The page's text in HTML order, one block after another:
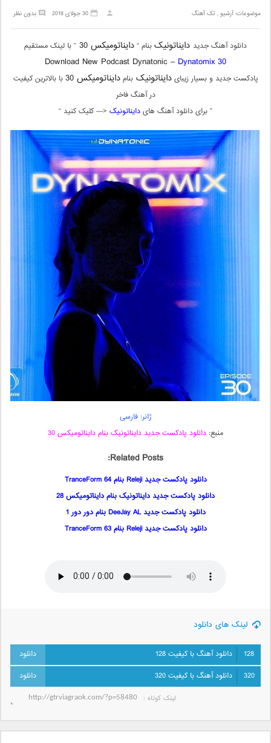
موضوعات:آرشیو ,تک آهنگ بدون نظر 30 جولای 2018
دانلود آهنگ جدید دایناتونیکبنام “دایناتومیکس 30 ” با لینک مستقیم
Download New Podcast Dynatonic – Dynatomix 30
پادکست جدید و بسیار زیبایدایناتونیکبنامدایناتومیکس 30
با بالاترین کیفیت
در آهنگ فاخر
” برای دانلود آهنگ هایدایناتونیک <— کلیک کنید “
ژانر: فارسی
منبع: دانلود پادکست جدید دایناتونیک بنام دایناتومیکس 30
Related Posts:
دانلود پادکست جدید Releji بنام TranceForm 64
دانلود پادکست جدید دایناتونیک بنام دایناتومیکس 28
دانلود پادکست جدید DeeJay AL بنام دور دور 1
دانلود پادکست جدید Releji بنام TranceForm 63
لینک های دانلود
128
دانلود آهنگ با کیفیت 128
320
دانلود آهنگ با کیفیت 320
لینک کوتاه‌ :